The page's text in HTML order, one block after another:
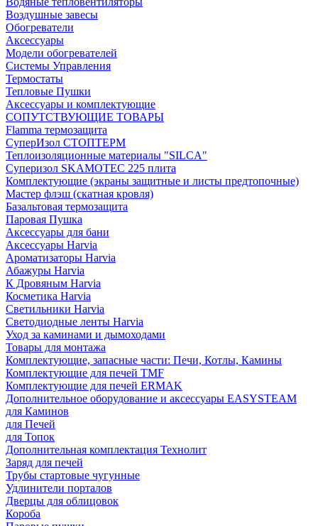
Воздушные завесы
Обогреватели
Аксессуары
Модели обогревателей
Системы Управления
Термостаты
Тепловые Пушки
Аксессуары и комплектующие
СОПУТСТВУЮЩИЕ ТОВАРЫ
Flamma термозащита
СуперИзол СТОПТЕРМ
Теплоизоляционные материалы "SILCA"
Суперизол SKAMOTEC 225 плита
Комплектующие (экраны защитные и листы предтопочные)
Мастер флэш (скатная кровля)
Базальтовая термозащита
Паровая Пушка
Аксессуары для бани
Аксессуары Harvia
Ароматизаторы Harvia
Абажуры Harvia
К Дровяным Harvia
Косметика Harvia
Светильники Harvia
Светодиодные ленты Harvia
Уход за каминами и дымоходами
Товары для монтажа
Комплектующие, запасные части: Печи, Котлы, Камины
Комплектующие для печей TMF
Комплектующие для печей ERMAK
Дополнительное оборудование и аксессуары EASYSTEAM
для Каминов
для Печей
для Топок
Дополнительная комплектация Технолит
Заряд для печей
Трубы стартовые чугунные
Удлинители порталов
Дверцы для облицовок
Короба